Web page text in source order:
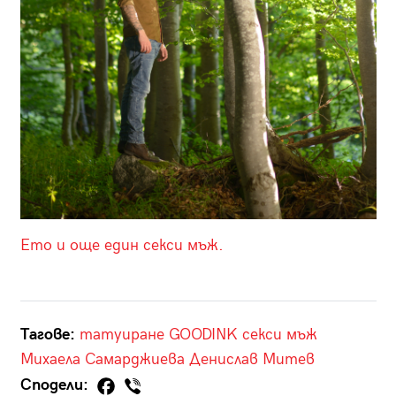
Ето и още един секси мъж.
Тагове: татуиране GOODINK секси мъж
Михаела Самарджиева Денислав Митев
Сподели: